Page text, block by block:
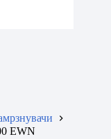
EWN